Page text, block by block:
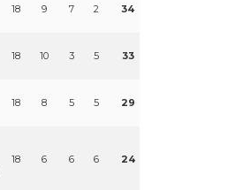
18 9 7 2 34
18 10 3 5 33
18 8 5 5 29
18 6 6 6 24